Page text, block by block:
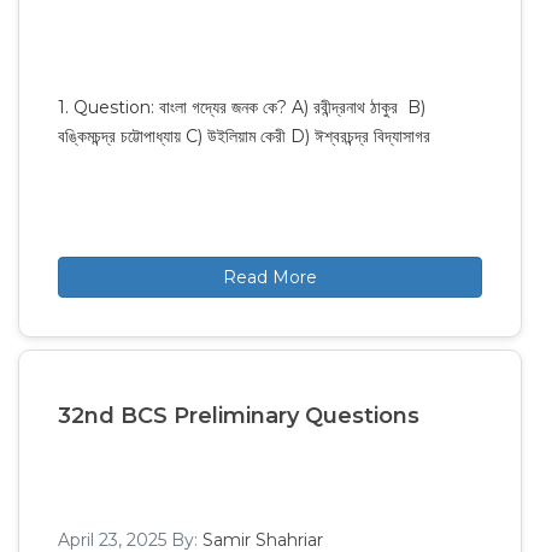
1. Question: বাংলা গদ্যের জনক কে? A) রবীন্দ্রনাথ ঠাকুর B)
বঙ্কিমচন্দ্র চট্টোপাধ্যায় C) উইলিয়াম কেরী D) ঈশ্বরচন্দ্র বিদ্যাসাগর
Read More
32nd BCS Preliminary Questions
April 23, 2025 By: Samir Shahriar